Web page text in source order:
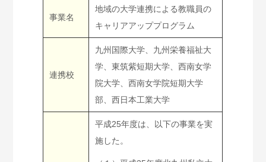
事業名
地域の大学連携による教職員の
キャリアアッププログラム
連携校
九州国際大学、九州栄養福祉大
学、東筑紫短期大学、西南女学
院大学、西南女学院短期大学
部、西日本工業大学
平成25年度は、以下の事業を実
施した。